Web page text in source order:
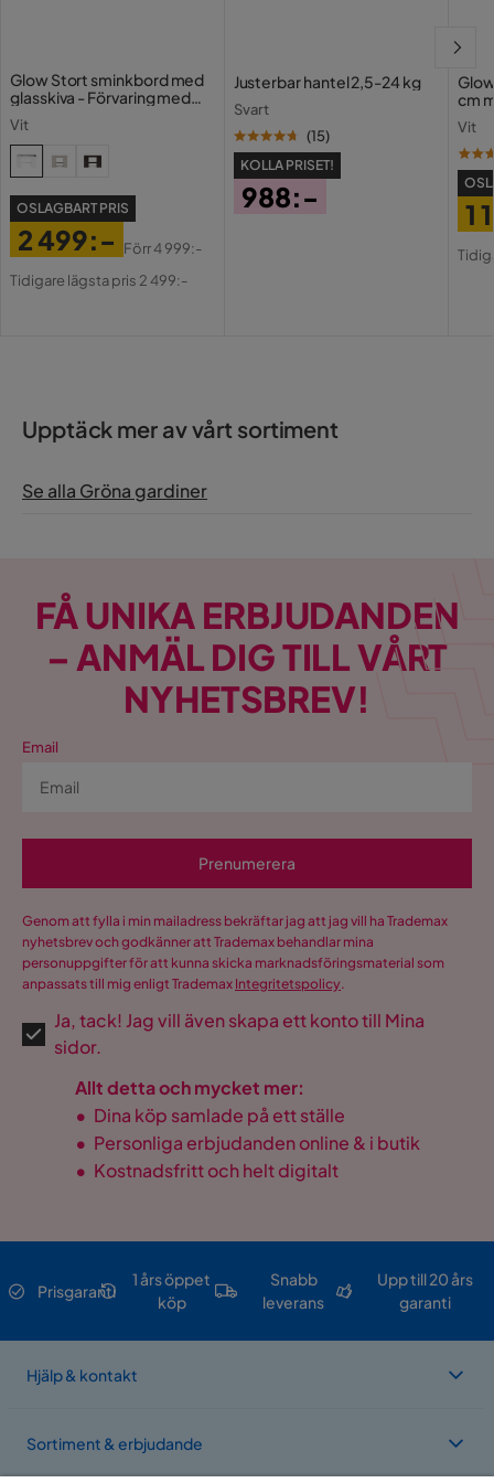
Glow Stort sminkbord med
glasskiva - Förvaring med
Vit
OSLAGBART PRIS
Pris
2 499:-
Original
Förr4 999:-
Tidigare lägsta pris 2 499:-
Justerbar hantel 2,5-24 kg
Svart
(15)
KOLLA PRISET!
988:-
cm
Vit
1
Upptäck mer av vårt sortiment
Se alla Gröna gardiner
FÅ UNIKA ERBJUDANDEN
– ANMÄL DIG TILL VÅRT
NYHETSBREV!
Email
Prenumerera
Genom att fylla i min mailadress bekräftar jag att jag vill ha Trademax
nyhetsbrev och godkänner att Trademax behandlar mina
personuppgifter för att kunna skicka marknadsföringsmaterial som
anpassats till mig enligt Trademax Integritetspolicy.
Ja, tack! Jag vill även skapa ett konto till Mina
sidor.
Allt detta och mycket mer:
• Dina köp samlade på ett ställe
• Personliga erbjudanden online & i butik
• Kostnadsfritt och helt digitalt
Prisgaranti
1 års öppet
köp
Snabb
leverans
Upp till 20 års
garanti
Hjälp & kontakt
Sortiment & erbjudande